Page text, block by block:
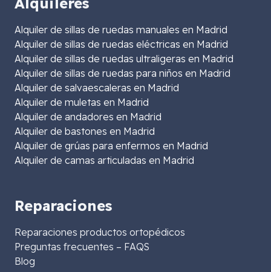
Alquiler de sillas de ruedas manuales en Madrid
Alquiler de sillas de ruedas eléctricas en Madrid
Alquiler de sillas de ruedas ultraligeras en Madrid
Alquiler de sillas de ruedas para niños en Madrid
Alquiler de salvaescaleras en Madrid
Alquiler de muletas en Madrid
Alquiler de andadores en Madrid
Alquiler de bastones en Madrid
Alquiler de grúas para enfermos en Madrid
Alquiler de camas articuladas en Madrid
Reparaciones
Reparaciones productos ortopédicos
Preguntas frecuentes – FAQS
Blog